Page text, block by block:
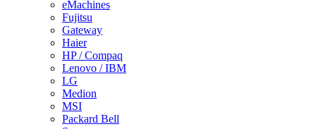
eMachines
Fujitsu
Gateway
Haier
HP / Compaq
Lenovo / IBM
LG
Medion
MSI
Packard Bell